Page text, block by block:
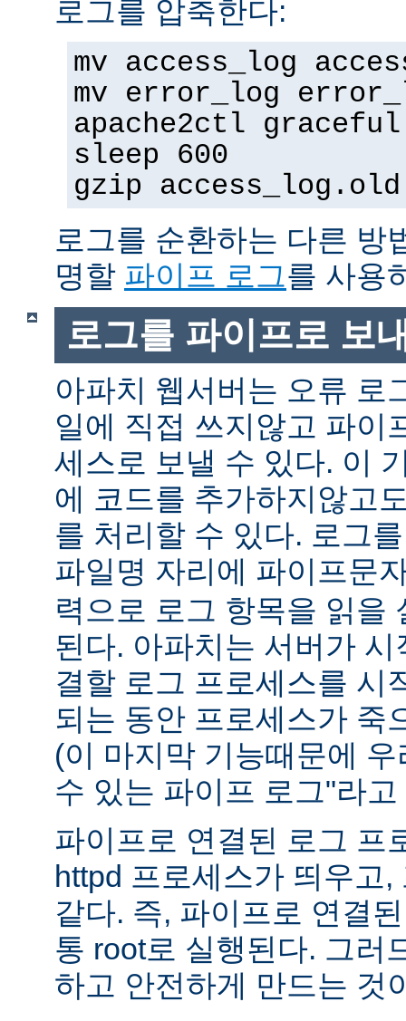
로그를 압축한다:
mv access_log
mv error_log
apache2ctl graceful
sleep 600
gzip
로그를 순환하는 다른 방
명할 파이프 로그를 사용
로그를 파이프로 보
아파치 웹서버는 오류 로
일에 직접 쓰지않고 파이
세스로 보낼 수 있다. 이
에 코드를 추가하지않고
를 처리할 수 있다. 로그
파일명 자리에 파이프문
력으로 로그 항목을 읽을
된다. 아파치는 서버가
결할 로그 프로세스를 시
되는 동안 프로세스가 죽
(이 마지막 기능때문에
수 있는 파이프 로그"라
파이프로 연결된 로그 프
httpd 프로세스가 띄우고
같다. 즉, 파이프로 연결
통 root로 실행된다. 그러
하고 안전하게 만드는 것